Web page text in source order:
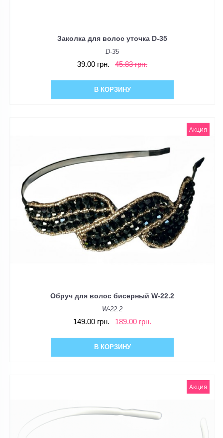
Заколка для волос уточка D-35
D-35
39.00 грн. 45.83 грн.
В КОРЗИНУ
Акция
Обруч для волос бисерный W-22.2
W-22.2
149.00 грн. 189.00 грн.
В КОРЗИНУ
Акция